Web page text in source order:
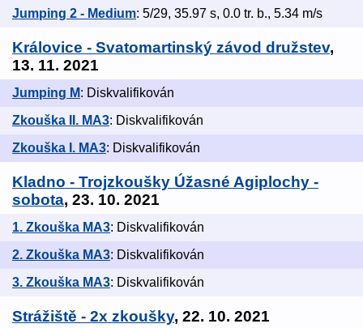
Jumping 2 - Medium: 5/29, 35.97 s, 0.0 tr. b., 5.34 m/s
Královice - Svatomartinský závod družstev,
13. 11. 2021
Jumping M: Diskvalifikován
Zkouška II. MA3: Diskvalifikován
Zkouška I. MA3: Diskvalifikován
Kladno - Trojzkoušky Úžasné Agiplochy -
sobota, 23. 10. 2021
1. Zkouška MA3: Diskvalifikován
2. Zkouška MA3: Diskvalifikován
3. Zkouška MA3: Diskvalifikován
Strážiště - 2x zkoušky, 22. 10. 2021